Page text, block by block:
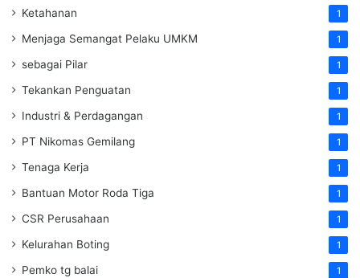
Ketahanan 1
Menjaga Semangat Pelaku UMKM 1
sebagai Pilar 1
Tekankan Penguatan 1
Industri & Perdagangan 1
PT Nikomas Gemilang 1
Tenaga Kerja 1
Bantuan Motor Roda Tiga 1
CSR Perusahaan 1
Kelurahan Boting 1
Pemko tg balai 1